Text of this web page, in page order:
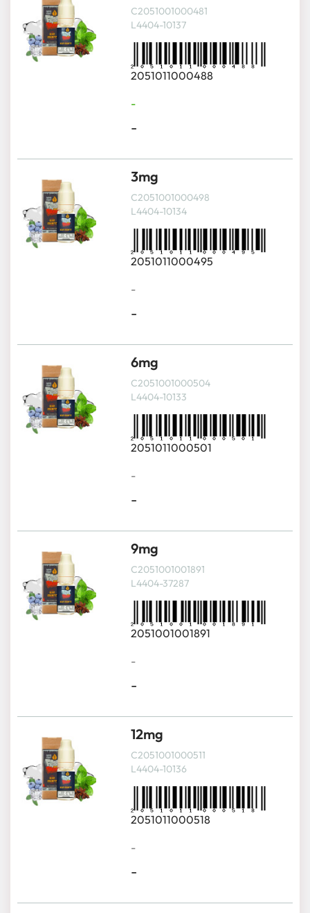
C2051001000481
L4404-10137
2051011000488
-
-
3mg
C2051001000498
L4404-10134
2051011000495
-
-
6mg
C2051001000504
L4404-10133
2051011000501
-
-
9mg
C2051001001891
L4404-37287
2051001001891
-
-
12mg
C2051001000511
L4404-10136
2051011000518
-
-